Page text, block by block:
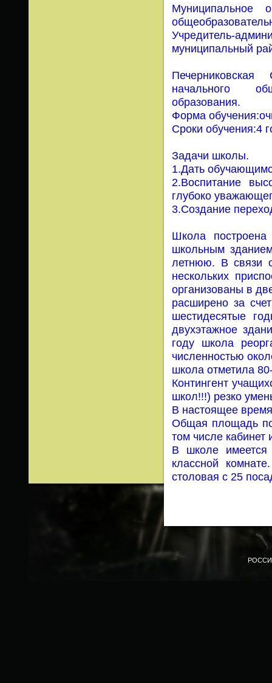
Муниципальное
Учредитель-
муниципальный
начального
образования.
Форма
Сроки обучения:4
Задачи школы.
1.Дать
2.Воспитание
глубоко
3.Создание
Школа
школьным
летнюю. В связи с
нескольких
организованы в
расширено за
шестидесятые
двухэтажное
году школа
численностью
школа отметила
Контингент
школ!!!) резко
В настоящее
Общая площадь
том числе
В школе
классной
столовая с 25